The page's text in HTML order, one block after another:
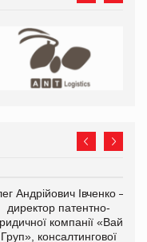
Андрійович Івченко —
директор патентно-
компанії «Вайз
Груп», консалтингової